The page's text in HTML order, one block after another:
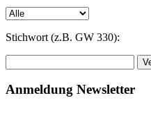
Stichwort (z.B. GW 330):
Anmeldung Newsletter